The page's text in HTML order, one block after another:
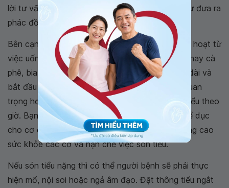
lời tư vấn và chẩn đoán chính xác nhất cũng như đưa ra
phác đồ điều trị đúng đắn.
Bên cạnh đó bạn cũng cần thay đổi chế độ sinh hoạt từ
việc uống đủ nước, không uống quá nhiều nước hay cà
phê, bia rượu. Không để tình trạng táo bón kéo dài và
bắt đầu chế độ giảm cân, ăn uống lành mạnh. Quan
trọng hơn hết đó là tập việc nhịn tiểu và tập đi tiểu theo
giờ. Bạn cũng có thể luyện tập những bài tập thể dục
cho cơ ở vùng kín, những bài tập này có thể nâng cao
sức khỏe các cơ và hạn chế việc són tiểu.
Nếu són tiểu nặng thì có thể người bệnh sẽ phải thực
hiện mổ, nội soi hoặc ngả âm đạo. Đặt thông tiểu ngắt